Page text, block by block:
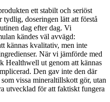
ett stabilt och seriöst
doseringen lätt att förstå
dag efter dag. Vi
kändes väl avvägd:
kännas kvalitativ, men inte
När vi jämförde med
Healthwell ut genom att kännas
Den gav inte den där
vissa mineraltillskott gör, utan
utvecklad för att faktiskt fungera